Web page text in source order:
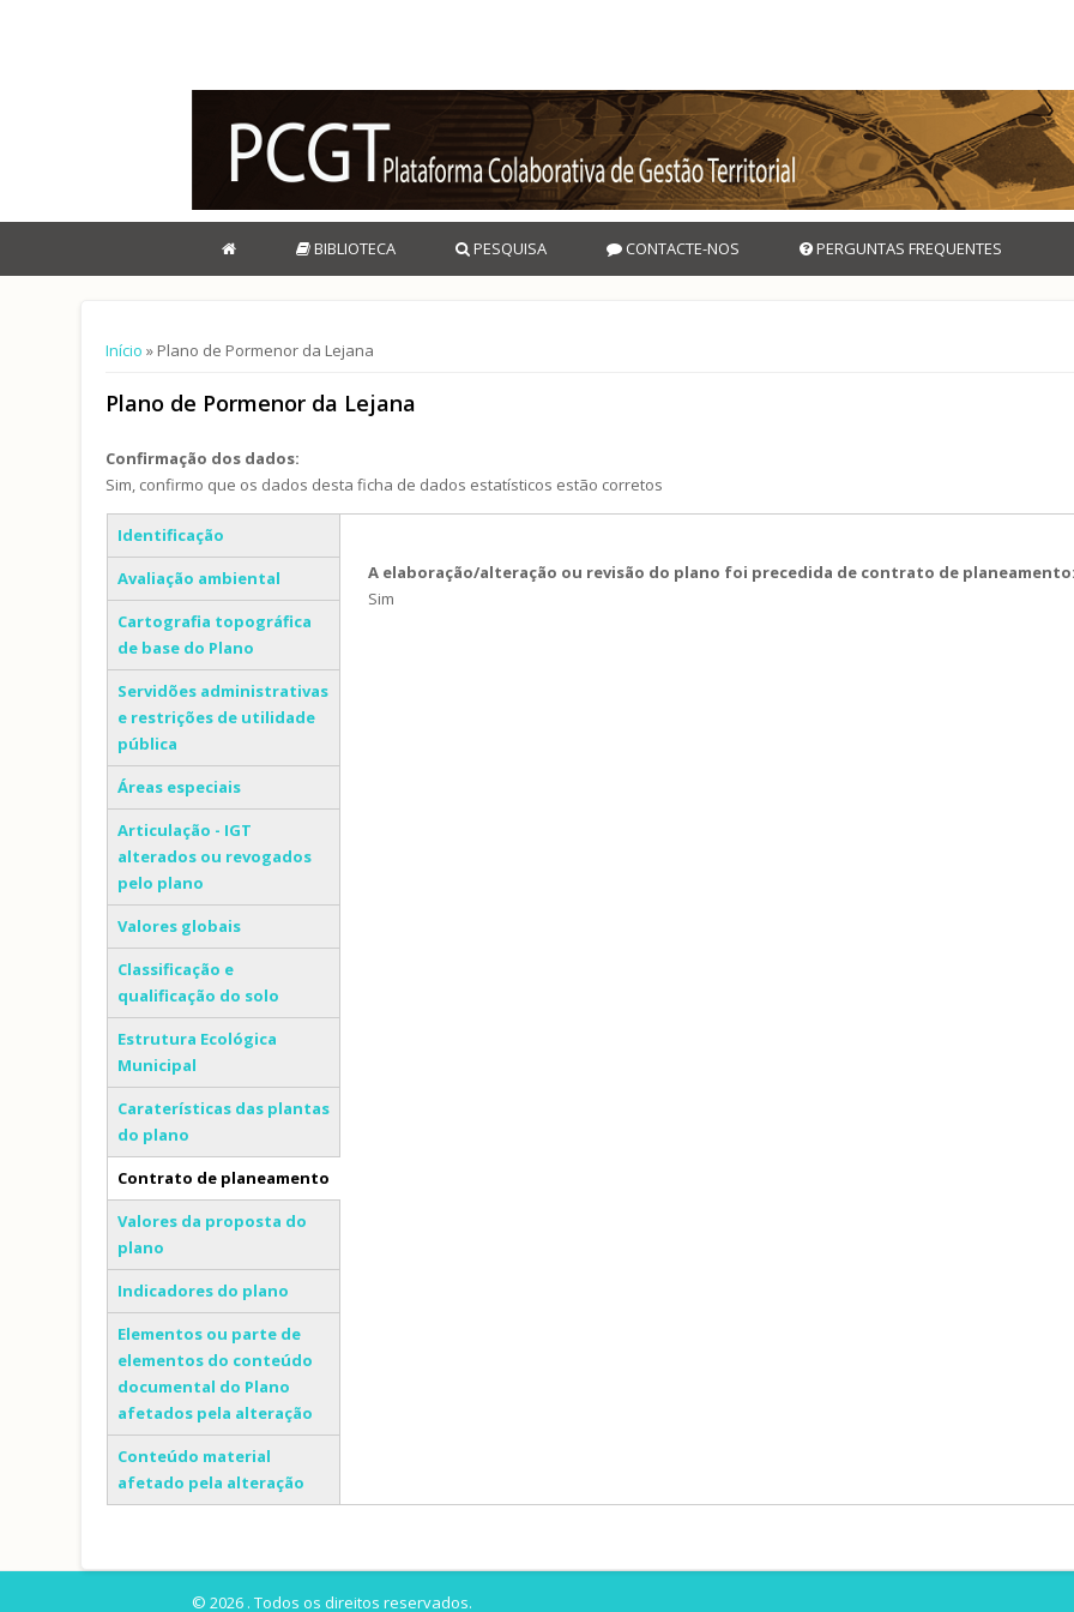
BIBLIOTECA PESQUISA CONTACTE-NOS PERGUNTAS FREQUENTES
Está aqui
Início » Plano de Pormenor da Lejana
Plano de Pormenor da Lejana
Confirmação dos dados:
Sim, confirmo que os dados desta ficha de dados estatísticos estão corretos
Separadores verticais
Identificação
Avaliação ambiental
Cartografia topográfica
de base do Plano
Servidões administrativas
e restrições de utilidade
pública
Áreas especiais
Articulação - IGT
alterados ou revogados
pelo plano
Valores globais
Classificação e
qualificação do solo
Estrutura Ecológica
Municipal
Caraterísticas das plantas
do plano
Contrato de planeamento
(separador ativo)
Valores da proposta do
plano
Indicadores do plano
Elementos ou parte de
elementos do conteúdo
documental do Plano
afetados pela alteração
Conteúdo material
afetado pela alteração
A elaboração/alteração ou revisão do plano foi precedida de contrato de
Sim
© 2026 . Todos os direitos reservados.